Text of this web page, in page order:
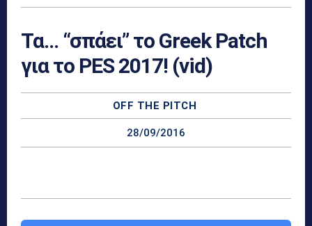
Τα… “σπάει” το Greek Patch
για το PES 2017! (vid)
OFF THE PITCH
28/09/2016